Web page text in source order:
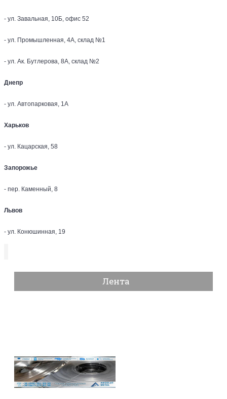
- ул. Завальная, 10Б, офис 52
- ул. Промышленная, 4А, склад №1
- ул. Ак. Бутлерова, 8А, склад №2
Днепр
- ул. Автопарковая, 1А
Харьков
- ул. Кацарская, 58
Запорожье
- пер. Каменный, 8
Львов
- ул. Конюшинная, 19
Лента